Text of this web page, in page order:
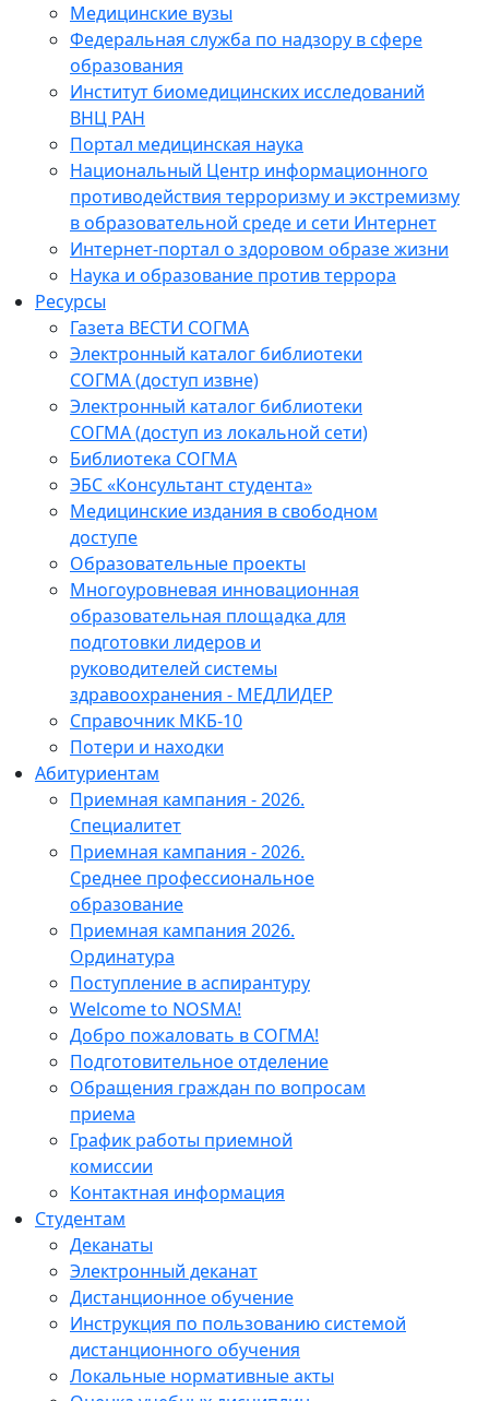
Медицинские вузы
Федеральная служба по надзору в сфере
образования
Институт биомедицинских исследований
ВНЦ РАН
Портал медицинская наука
Национальный Центр информационного
противодействия терроризму и экстремизму
в образовательной среде и сети Интернет
Интернет-портал о здоровом образе жизни
Наука и образование против террора
Ресурсы
Газета ВЕСТИ СОГМА
Электронный каталог библиотеки
СОГМА (доступ извне)
Электронный каталог библиотеки
СОГМА (доступ из локальной сети)
Библиотека СОГМА
ЭБС «Консультант студента»
Медицинские издания в свободном
доступе
Образовательные проекты
Многоуровневая инновационная
образовательная площадка для
подготовки лидеров и
руководителей системы
здравоохранения - МЕДЛИДЕР
Справочник МКБ-10
Потери и находки
Абитуриентам
Приемная кампания - 2026.
Специалитет
Приемная кампания - 2026.
Среднее профессиональное
образование
Приемная кампания 2026.
Ординатура
Поступление в аспирантуру
Welcome to NOSMA!
Добро пожаловать в СОГМА!
Подготовительное отделение
Обращения граждан по вопросам
приема
График работы приемной
комиссии
Контактная информация
Студентам
Деканаты
Электронный деканат
Дистанционное обучение
Инструкция по пользованию системой
дистанционного обучения
Локальные нормативные акты